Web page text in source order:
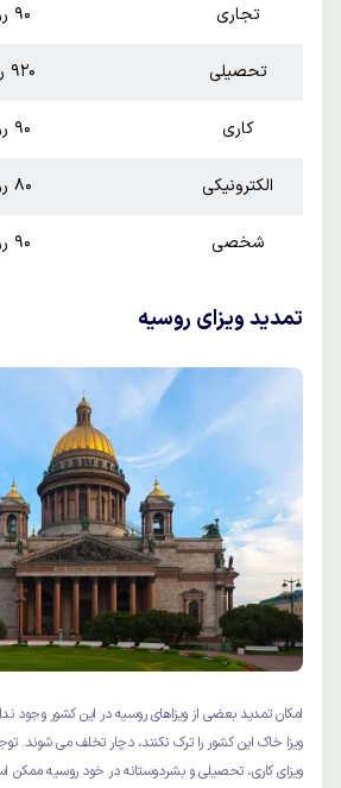
تجاری 90 روز
تحصیلی 920 روز
کاری 90 روز
الکترونیکی 80 روز
شخصی 90 روز
تمدید ویزای روسیه
امکان تمدید بعضی از ویزاهای روسیه در این کشور وجود
ویزا خاک این کشور را ترک نکنند، دچار تخلف می شوند.
ویزای کاری، تحصیلی و بشردوستانه در خود روسیه ممکن